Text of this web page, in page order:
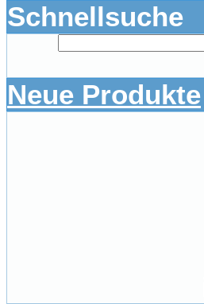
Schnellsuche
Neue Produkte